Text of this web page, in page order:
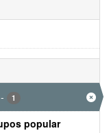
- 1
popular